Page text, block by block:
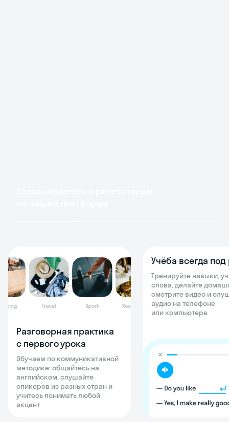
Разговорная практика
с первого урока
Обучаем по коммуникативной
методике: общайтесь на
английском, слушайте
спикеров из разных стран и
учитесь понимать любой
акцент
Учёба всегда под
Тренируйте навыки,
слова, делайте
смотрите видео и
аудио на телефоне
или компьютере